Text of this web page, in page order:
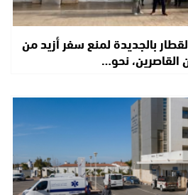
بالجديدة لمنع سفر أزيد من